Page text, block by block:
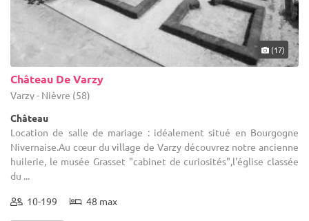
(17)
Château De Varzy
Varzy - Nièvre (58)
Château
Location de salle de mariage : idéalement situé en Bourgogne
Nivernaise.Au cœur du village de Varzy découvrez notre ancienne
huilerie, le musée Grasset "cabinet de curiosités",l'église classée
du ...
10-199 48 max